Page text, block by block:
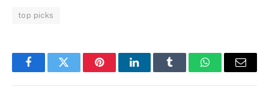
top picks
FacebookTwitter PinterestLinkedInTumblr WhatsAppEmail